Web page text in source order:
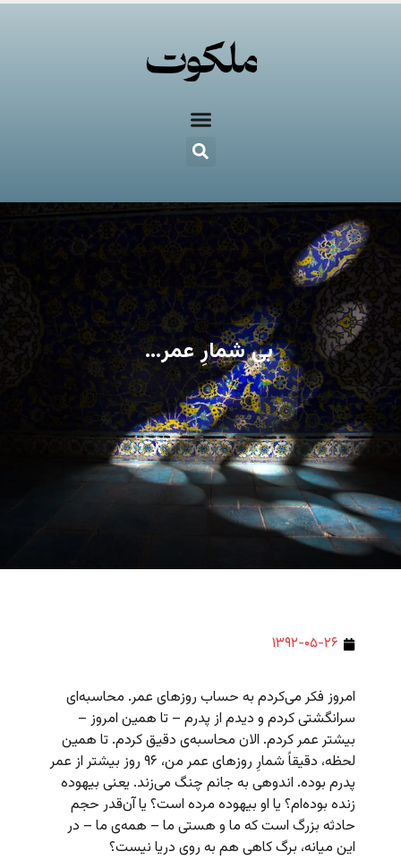
بی شمارِ عمر…
۱۳۹۲-۰۵-۲۶
امروز فکر می‌کردم به حساب روزهای عمر. محاسبه‌ای
سرانگشتی کردم و دیدم از پدرم – تا همین امروز –
بیشتر عمر کردم. الان محاسبه‌ی دقیق کردم. تا همین
لحظه، دقیقاً شمارِ روزهای عمر من، ۹۶ روز بیشتر از عمر
پدرم بوده. اندوهی به جانم چنگ می‌زند. یعنی بیهوده
زنده بوده‌ام؟ یا او بیهوده مرده است؟ یا آن‌قدر حجم
حادثه بزرگ است که ما و هستی ما – همه‌ی ما – در
این میانه،‌ برگ کاهی هم به روی دریا نیست؟